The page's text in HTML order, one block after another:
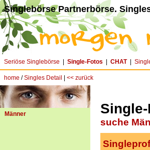
Singlebörse Partnerbörse.
Seriöse Singlebörse Single-Fotos CHAT|
home /Singles Detail << zurück
Männer
suche